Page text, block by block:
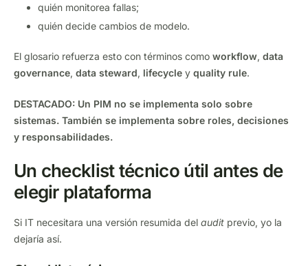
quién monitorea fallas;
quién decide cambios de modelo.
El glosario refuerza esto con términos como workflow, data
governance, data steward, lifecycle y quality rule.
DESTACADO: Un PIM no se implementa solo sobre
sistemas. También se implementa sobre roles, decisiones
y responsabilidades.
Un checklist técnico útil antes de
elegir plataforma
Si IT necesitara una versión resumida del audit previo, yo la
dejaría así.